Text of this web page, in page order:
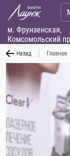
м. Фрунзенская,
Комсомольский
Назад Главная